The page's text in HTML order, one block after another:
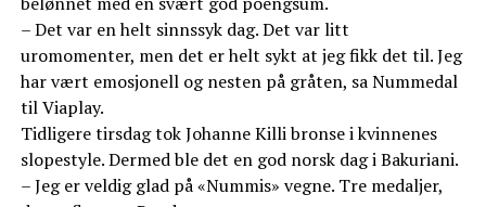
– Det var en helt sinnssyk dag. Det var litt
uromomenter, men det er helt sykt at jeg fikk det til. Jeg
har vært emosjonell og nesten på gråten, sa Nummedal
til Viaplay.
Tidligere tirsdag tok Johanne Killi bronse i kvinnenes
slopestyle. Dermed ble det en god norsk dag i Bakuriani.
– Jeg er veldig glad på «Nummis» vegne. Tre medaljer,